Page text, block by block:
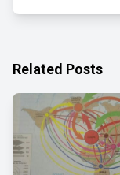
Related Posts